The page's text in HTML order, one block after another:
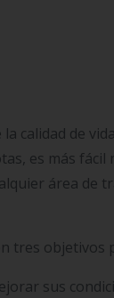
calidad de
es más
área de
tres objetivos
sus